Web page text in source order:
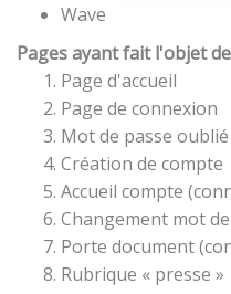
Wave
Pages ayant fait l'objet
Page d'accueil
Page de connexion
Mot de passe oublié
Création de compte
Accueil compte
Changement mot
Porte document
Rubrique « presse »